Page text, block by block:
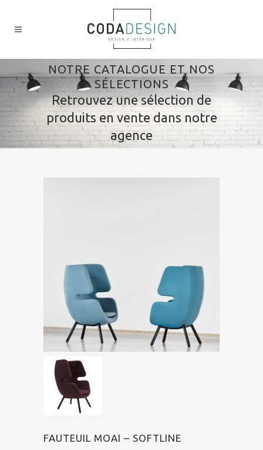
NOTRE CATALOGUE ET NOS
SÉLECTIONS
Retrouvez une sélection de
produits en vente dans notre
agence
FAUTEUIL MOAI – SOFTLINE